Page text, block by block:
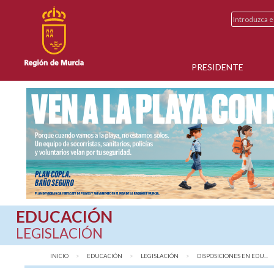
PRESIDENTE
EDUCACIÓN
LEGISLACIÓN
INICIO EDUCACIÓN LEGISLACIÓN DISPOSICIONES EN EDU...